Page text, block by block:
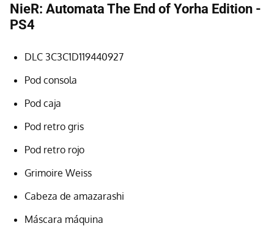
NieR: Automata The End of Yorha Edition -
PS4
DLC 3C3C1D119440927
Pod consola
Pod caja
Pod retro gris
Pod retro rojo
Grimoire Weiss
Cabeza de amazarashi
Máscara máquina